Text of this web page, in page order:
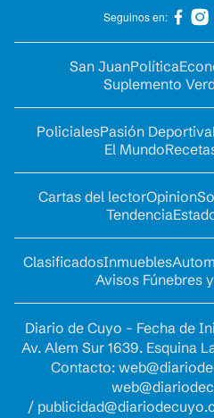
Seguinos en:
San JuanPolítica
Suplemento
PolicialesPasión Deportiva
El Mundo
Cartas del lectorOpinion
Tendencia
ClasificadosInmuebles
Avisos Fúnebres
Diario de Cuyo - Fecha de
Av. Alem Sur 1639. Esquina
Contacto:
/